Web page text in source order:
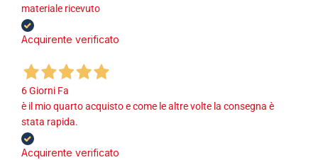
materiale ricevuto
Acquirente verificato
6 Giorni Fa
è il mio quarto acquisto e come le altre volte la consegna è
stata rapida.
Acquirente verificato